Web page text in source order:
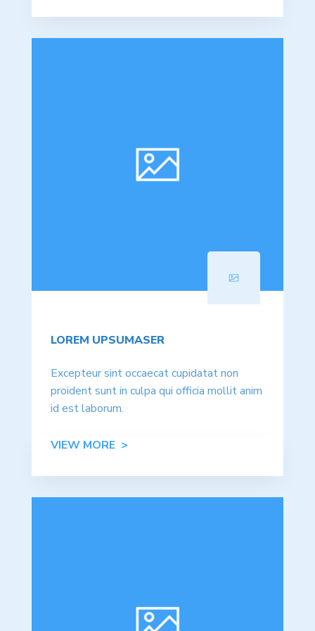
LOREM UPSUMASER
Excepteur sint occaecat cupidatat non
proident sunt in culpa qui officia mollit anim
id est laborum.
VIEW MORE >